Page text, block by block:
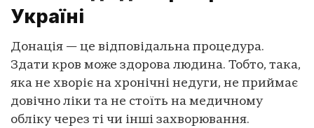
Україні
Донація — це відповідальна процедура.
Здати кров може здорова людина. Тобто, така,
яка не хворіє на хронічні недуги, не приймає
довічно ліки та не стоїть на медичному
обліку через ті чи інші захворювання.